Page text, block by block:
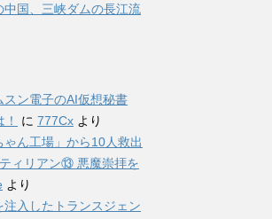
中国、三峡ダムの長江流
ン電子のAI仮想秘書
に 777Cx より
ん工場」から10人救出
ィリアン⑬ 悪魔崇拝を
より
入したトランスジェン